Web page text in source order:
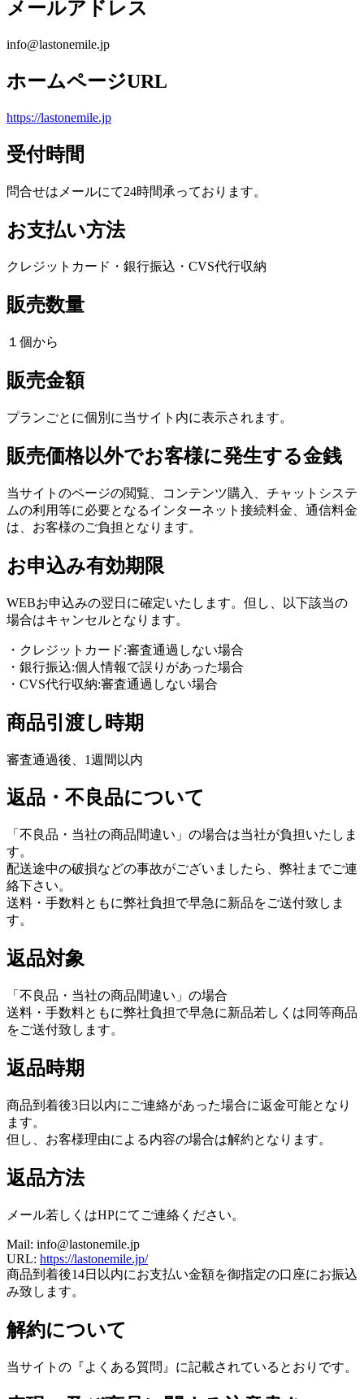
メールアドレス
info@lastonemile.jp
ホームページURL
https://lastonemile.jp
受付時間
問合せはメールにて24時間承っております。
お支払い方法
クレジットカード・銀行振込・CVS代行収納
販売数量
１個から
販売金額
プランごとに個別に当サイト内に表示されます。
販売価格以外でお客様に発生する金銭
当サイトのページの閲覧、コンテンツ購入、チャットシステ
ムの利用等に必要となるインターネット接続料金、通信料金
は、お客様のご負担となります。
お申込み有効期限
WEBお申込みの翌日に確定いたします。但し、以下該当の
場合はキャンセルとなります。
・クレジットカード:審査通過しない場合
・銀行振込:個人情報で誤りがあった場合
・CVS代行収納:審査通過しない場合
商品引渡し時期
審査通過後、1週間以内
返品・不良品について
「不良品・当社の商品間違い」の場合は当社が負担いたしま
す。
配送途中の破損などの事故がございましたら、弊社までご連
絡下さい。
送料・手数料ともに弊社負担で早急に新品をご送付致しま
す。
返品対象
「不良品・当社の商品間違い」の場合
送料・手数料ともに弊社負担で早急に新品若しくは同等商品
をご送付致します。
返品時期
商品到着後3日以内にご連絡があった場合に返金可能となり
ます。
但し、お客様理由による内容の場合は解約となります。
返品方法
メール若しくはHPにてご連絡ください。
Mail: info@lastonemile.jp
URL: https://lastonemile.jp/
商品到着後14日以内にお支払い金額を御指定の口座にお振込
み致します。
解約について
当サイトの『よくある質問』に記載されているとおりです。